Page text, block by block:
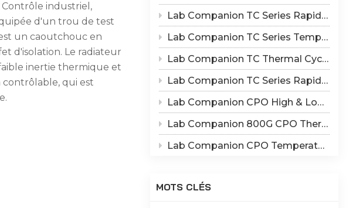
日本語
Tiếng Việt
中文
Lab Companion TC Series Rapid Thermal Cycling Chamber: Reproduce Long-Term Thermal Fatigue Failure of Electronic Devices
Lab Companion TC Series Temperature Cycling vs TS Series Thermal Shock Test Chamber – Application & Selection Guide
Lab Companion TC Thermal Cycle vs TS Thermal Shock Test: Mechanisms of Thermo-Mechanical Failure and Equipment Parameter Correlation
Lab Companion TC Series Rapid Temperature Change Chamber: 1℃/min~25℃/min | The Truth of CPO Thermal Cycling Rate
Lab Companion CPO High & Low Temperature Aging Chamber – Ultimate Solution for Silicon Photonics Long-Term Reliability Validation
Lab Companion 800G CPO Thermal Cycling Test Equipment — Reliable Solution for High-Speed Optical Device Qualification
Lab Companion CPO Temperature & Humidity Test Chambers: Reliable Environmental Testing Solutions for Co-packaged Optics Reliability Validation
MOTS CLÉS
industriel,
d'un trou de test
un caoutchouc en
d'isolation. Le radiateur
inertie thermique et
qui est